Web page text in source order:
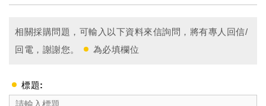
相關採購問題，可輸入以下資料來信詢問，將有專人回信/
回電，謝謝您。
為必填欄位
標題: